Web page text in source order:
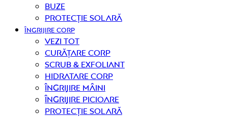
Buze
Protecție solară
ÎNGRIJIRE CORP
Vezi tot
curățare corp
Scrub & exfoliant
Hidratare corp
Îngrijire mâini
Îngrijire picioare
Protecție solară